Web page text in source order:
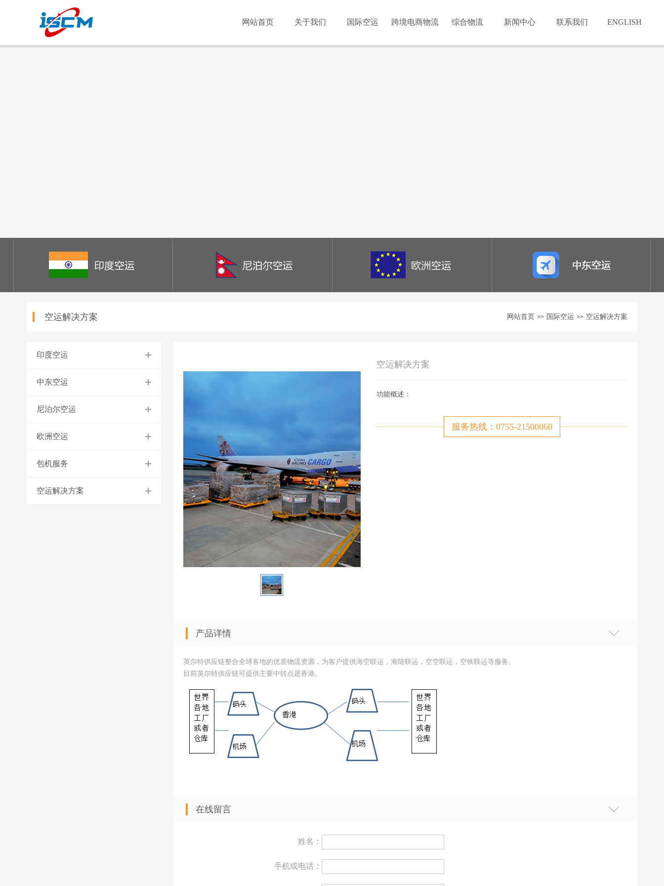
网站首页 关于我们 国际空运 跨境电商物流 综合物流 新闻中心 联系我们 ENGLISH
空运解决方案 网站首页 >> 国际空运 >> 空运解决方案
印度空运
中东空运
尼泊尔空运
欧洲空运
包机服务
空运解决方案
空运解决方案
功能概述：
服务热线：0755-21500060
产品详情
英尔特供应链整合全球各地的优质物流资源，为客户提供海空联运，海陆联运，空空联运，空铁联运等服务,
目前英尔特供应链可提供主要中转点是香港。
在线留言
姓名：
手机或电话：